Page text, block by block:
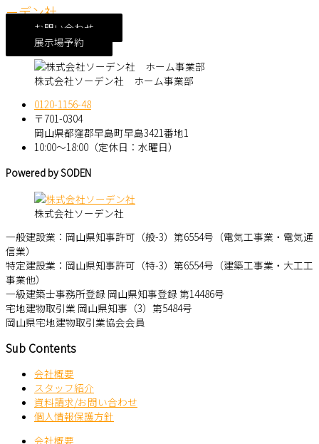
ーデン社
お問い合わせ
展示場予約
株式会社ソーデン社 ホーム事業部
0120-1156-48
〒701-0304
岡山県都窪郡早島町早島3421番地1
10:00～18:00（定休日：水曜日）
Powered by SODEN
株式会社ソーデン社
一般建設業：岡山県知事許可（般-3）第6554号（電気工事業・電気通
信業）
特定建設業：岡山県知事許可（特-3）第6554号（建築工事業・大工工
事業他）
一級建築士事務所登録 岡山県知事登録 第14486号
宅地建物取引業 岡山県知事（3）第5484号
岡山県宅地建物取引業協会会員
Sub Contents
会社概要
スタッフ紹介
資料請求/お問い合わせ
個人情報保護方針
会社概要